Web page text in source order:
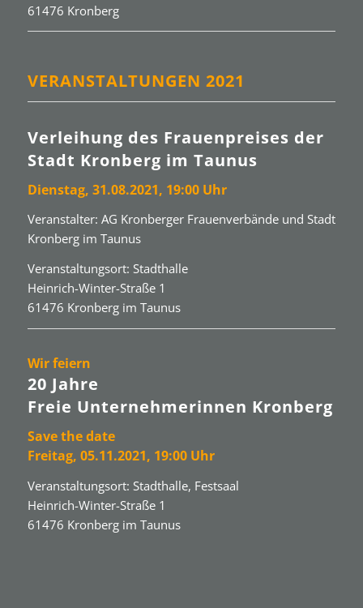
61476 Kronberg
VERANSTALTUNGEN 2021
Verleihung des Frauenpreises der
Stadt Kronberg im Taunus
Dienstag, 31.08.2021, 19:00 Uhr
Veranstalter: AG Kronberger Frauenverbände und Stadt
Kronberg im Taunus
Veranstaltungsort: Stadthalle
Heinrich-Winter-Straße 1
61476 Kronberg im Taunus
Wir feiern
20 Jahre
Freie Unternehmerinnen Kronberg
Save the date
Freitag, 05.11.2021, 19:00 Uhr
Veranstaltungsort: Stadthalle, Festsaal
Heinrich-Winter-Straße 1
61476 Kronberg im Taunus